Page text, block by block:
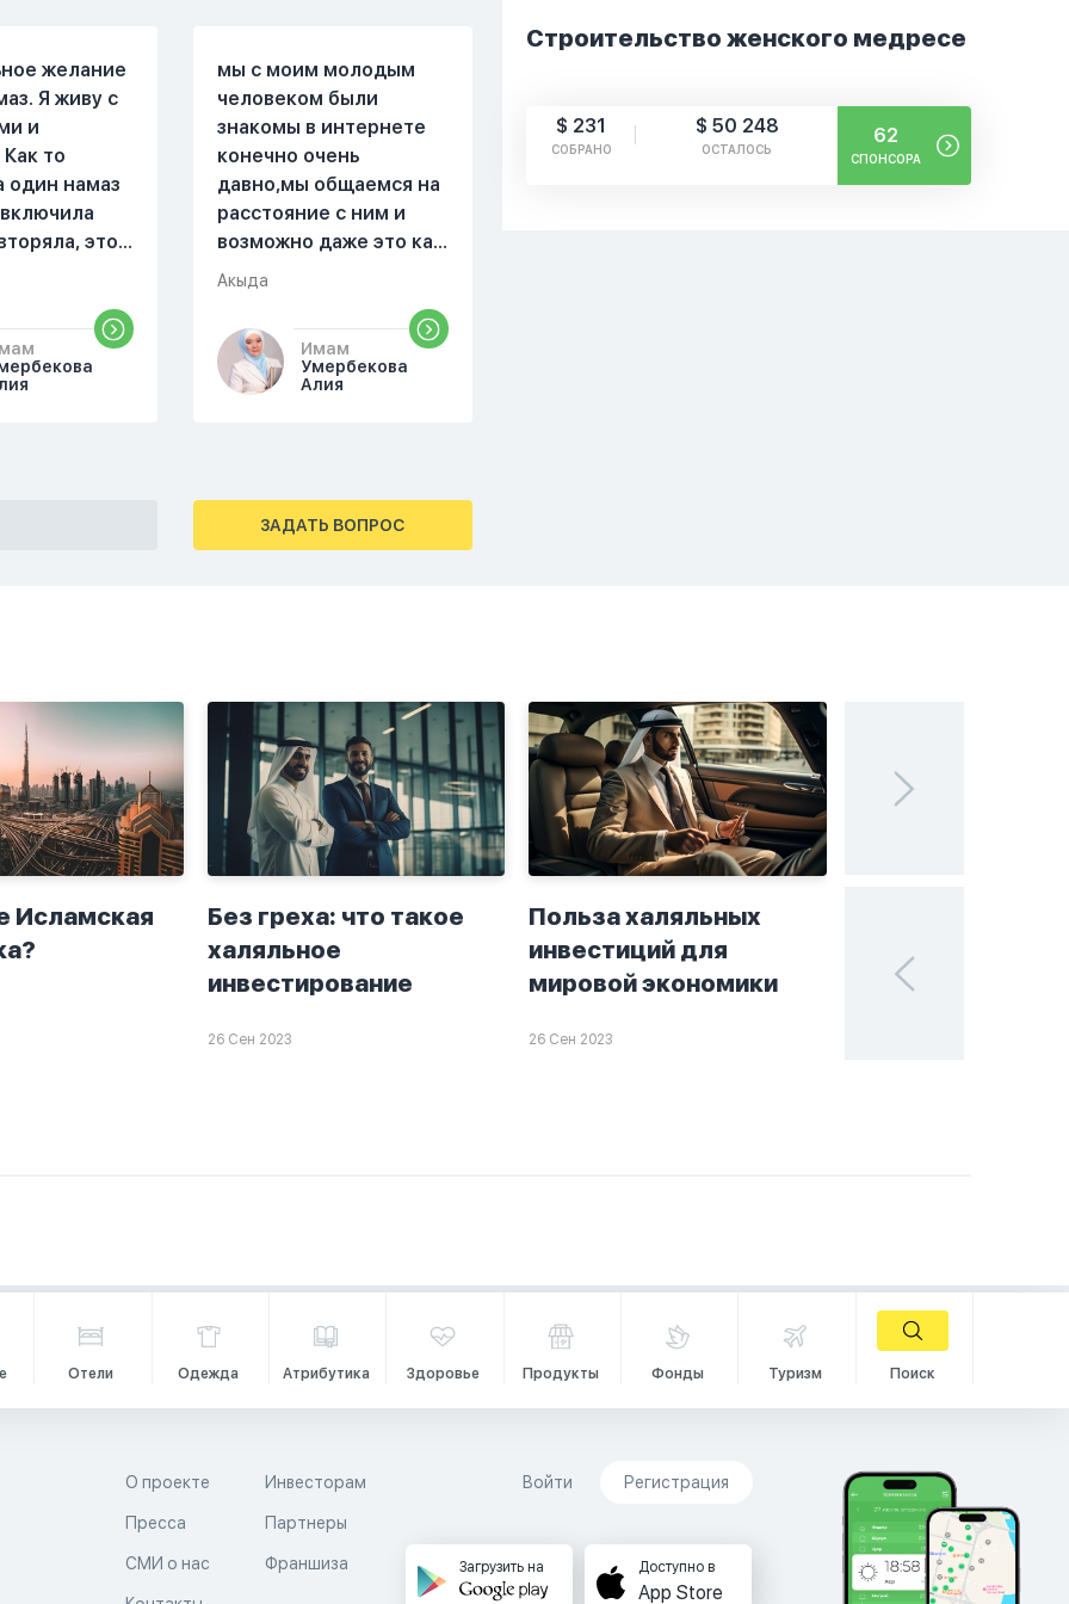
Строительство женского медресе
$ 231
СОБРАНО
$ 50 248
ОСТАЛОСЬ
62
СПОНСОРА
желание
Я живу с
и
то
один намаз
это
сестра.
почему ты
Ты
себя.
От родных
мы с моим молодым
человеком были
знакомы в интернете
конечно очень
давно,мы общаемся на
расстояние с ним и
возможно даже это как
то помешало,знаю о 17
прочитать два раза
истихар намаз,первый
раз я прочитала до
спокойно и в голову
начали лезть только
хорошие мысли,во
переводом на
русский,потому что
боялась ошибиться и
то что намаз не
примется,совершила
истихар во время
тахаджуд...
Акыда
Имам
Умербекова
Алия
ЗАДАТЬ ВОПРОС
Исламская
Без греха: что такое
халяльное
инвестирование
26 Сен 2023
Польза халяльных
инвестиций для
мировой экономики
26 Сен 2023
поисках
в мире
Отели Одежда Атрибутика Здоровье Продукты Фонды Туризм Поиск
О проекте
Пресса
СМИ о нас
Инвесторам
Партнеры
Франшиза
Войти Регистрация
Загрузить на Доступно в
App Store